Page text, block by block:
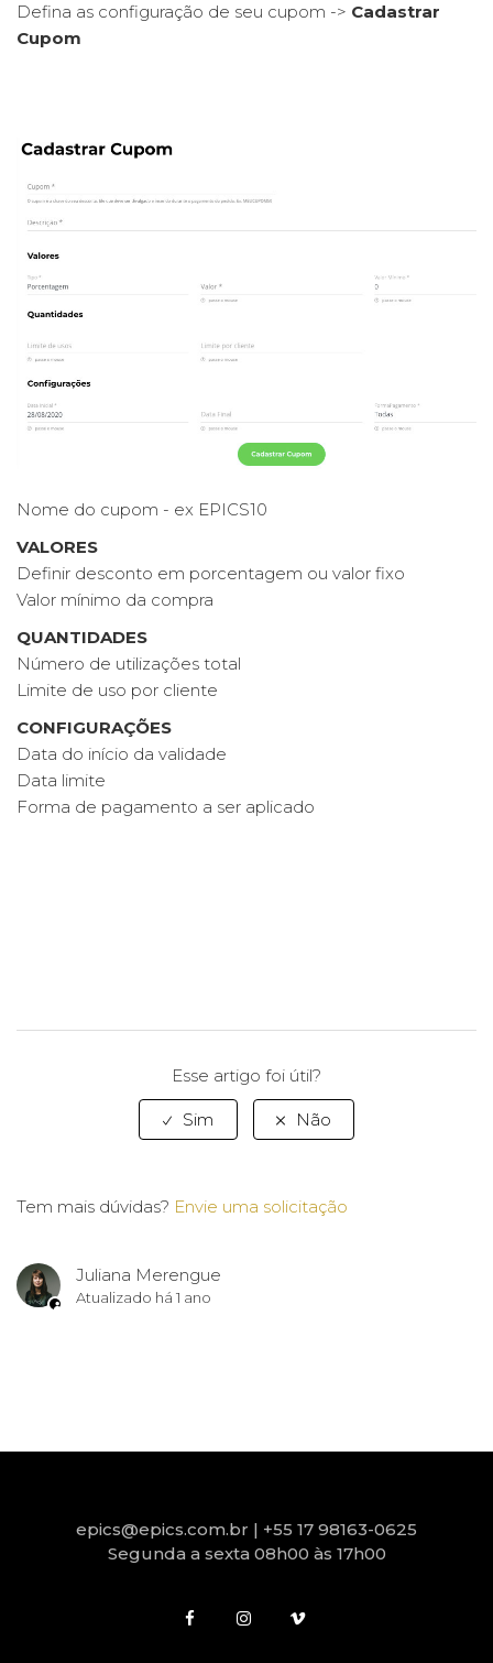
Loja | Como recebo e qual o prazo?
Defina as configuração de seu cupom -> Cadastrar
Cupom
Nome do cupom - ex EPICS10
VALORES
Definir desconto em porcentagem ou valor fixo
Valor mínimo da compra
QUANTIDADES
Número de utilizações total
Limite de uso por cliente
CONFIGURAÇÕES
Data do início da validade
Data limite
Forma de pagamento a ser aplicado
Esse artigo foi útil?
Tem mais dúvidas? Envie uma solicitação
Juliana Merengue
Atualizado há 1 ano
epics@epics.com.br | +55 17 98163-0625
Segunda a sexta 08h00 às 17h00